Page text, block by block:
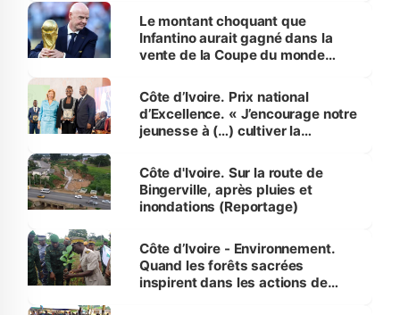
Le montant choquant que
Infantino aurait gagné dans la
vente de la Coupe du monde
Côte d’Ivoire. Prix national
d’Excellence. « J’encourage notre
jeunesse à (…) cultiver la
(Alassane Ouattara
Côte d'Ivoire. Sur la route de
Bingerville, après pluies et
inondations (Reportage)
Côte d’Ivoire - Environnement.
Quand les forêts sacrées
inspirent dans les actions de